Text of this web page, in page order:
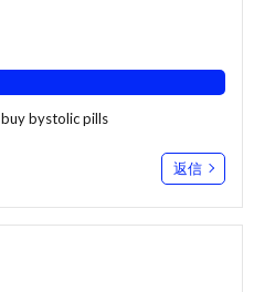
buy bystolic pills
返信